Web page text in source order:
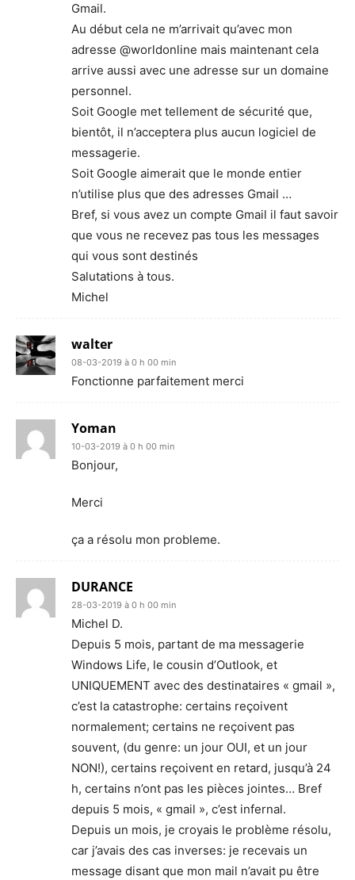
Gmail.
Au début cela ne m’arrivait qu’avec mon
adresse @worldonline mais maintenant cela
arrive aussi avec une adresse sur un domaine
personnel.
Soit Google met tellement de sécurité que,
bientôt, il n’acceptera plus aucun logiciel de
messagerie.
Soit Google aimerait que le monde entier
n’utilise plus que des adresses Gmail …
Bref, si vous avez un compte Gmail il faut savoir
que vous ne recevez pas tous les messages
qui vous sont destinés
Salutations à tous.
Michel
walter
08-03-2019 à 0 h 00 min
Fonctionne parfaitement merci
Yoman
10-03-2019 à 0 h 00 min
Bonjour,
Merci
ça a résolu mon probleme.
DURANCE
28-03-2019 à 0 h 00 min
Michel D.
Depuis 5 mois, partant de ma messagerie
Windows Life, le cousin d’Outlook, et
UNIQUEMENT avec des destinataires « gmail »,
c’est la catastrophe: certains reçoivent
normalement; certains ne reçoivent pas
souvent, (du genre: un jour OUI, et un jour
NON!), certains reçoivent en retard, jusqu’à 24
h, certains n’ont pas les pièces jointes… Bref
depuis 5 mois, « gmail », c’est infernal.
Depuis un mois, je croyais le problème résolu,
car j’avais des cas inverses: je recevais un
message disant que mon mail n’avait pu être